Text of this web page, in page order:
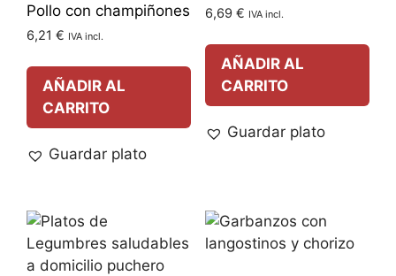
Pollo con champiñones
6,21 € IVA incl.
AÑADIR AL
CARRITO
Guardar plato
6,69 € IVA incl.
AÑADIR AL
CARRITO
Guardar plato